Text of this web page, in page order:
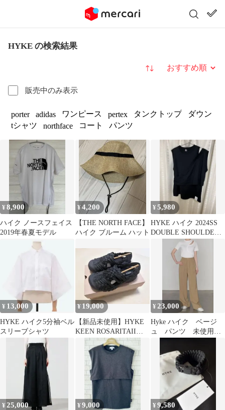
HYKE の検索結果
販売中のみ表示
並び替え
porter adidas ワンピース pertex タンクトップ
ダウン
tシャツ
northface コート パンツ
¥8,900
ハイク ノースフェイス
2019年春夏モデル
¥4,200
【THE NORTH FACE】
ハイク ブルーム ハット
¥5,980
HYKE ハイク 2024SS
DOUBLE SHOULDER
¥ 13,000
HYKE ハイク5分袖ベル
スリーブシャツ
¥ 19,000
【新品未使用】HYKE
KEEN ROSARITAII
24cm サンダル
¥ 23,000
Hyke ハイク ベージ
ュ パンツ 未使用
新品
¥25,000 ¥9,000 ¥9,580